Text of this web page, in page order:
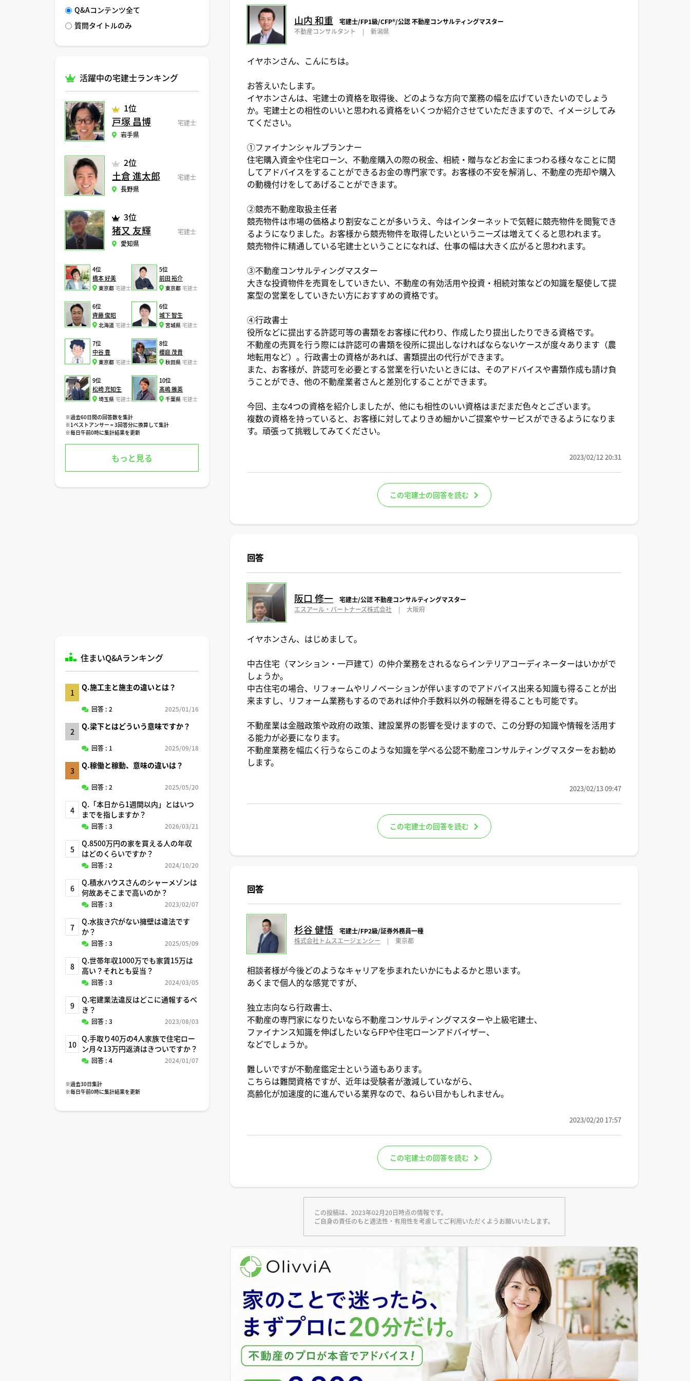
Q&Aコンテンツ全て
質問タイトルのみ
活躍中の宅建士ランキング
1位
戸塚 昌博
宅建士
岩手県
2位
土倉 進太郎
宅建士
長野県
3位
猪又 友輝
宅建士
愛知県
4位
橋本 好美
宅建士
東京都
5位
前田 裕介
宅建士
東京都
6位
齊藤 俊昭
宅建士
北海道
6位
城下 智生
宅建士
宮城県
7位
中谷 豊
宅建士
東京都
8位
櫻庭 茂貴
宅建士
秋田県
9位
松崎 充知生
宅建士
埼玉県
10位
髙嶋 雅英
宅建士
千葉県
※過去60日間の回答数を集計
※1ベストアンサー = 3回答分に換算して集計
※毎日午前0時に集計結果を更新
もっと見る
住まいQ&Aランキング
1
Q.施工主と施主の違いとは？
回答 : 2 2025/01/16
2
Q.梁下とはどういう意味ですか？
回答 : 1 2025/09/18
3
Q.稼働と稼動、意味の違いは？
回答 : 2 2025/05/20
4
Q.「本日から1週間以内」とはいつ
までを指しますか？
回答 : 3 2026/03/21
5
Q.8500万円の家を買える人の年収
はどのくらいですか？
回答 : 2 2024/10/20
6
Q.積水ハウスさんのシャーメゾンは
何故あそこまで高いのか？
回答 : 3 2023/02/07
7
Q.水抜き穴がない擁壁は違法です
か？
回答 : 3 2025/05/09
8
Q.世帯年収1000万でも家賃15万は
高い？それとも妥当？
回答 : 3 2024/03/05
9
Q.宅建業法違反はどこに通報するべ
き？
回答 : 3 2023/08/03
10
Q.手取り40万の4人家族で住宅ロー
ン月々13万円返済はきついですか？
回答 : 4 2024/01/07
※過去30日集計
※毎日午前0時に集計結果を更新
山内 和重
宅建士/FP1級/CFP®️/公認 不動産コンサルティングマスター
不動産コンサルタント
| 新潟県
イヤホンさん、こんにちは。
お答えいたします。
イヤホンさんは、宅建士の資格を取得後、どのような方向で業務の幅を広げていきたいのでしょう
か。宅建士との相性のいいと思われる資格をいくつか紹介させていただきますので、イメージしてみ
てください。
①ファイナンシャルプランナー
住宅購入資金や住宅ローン、不動産購入の際の税金、相続・贈与などお金にまつわる様々なことに関
してアドバイスをすることができるお金の専門家です。お客様の不安を解消し、不動産の売却や購入
の動機付けをしてあげることができます。
②競売不動産取扱主任者
競売物件は市場の価格より割安なことが多いうえ、今はインターネットで気軽に競売物件を閲覧でき
るようになりました。お客様から競売物件を取得したいというニーズは増えてくると思われます。
競売物件に精通している宅建士ということになれば、仕事の幅は大きく広がると思われます。
③不動産コンサルティングマスター
大きな投資物件を売買をしていきたい、不動産の有効活用や投資・相続対策などの知識を駆使して提
案型の営業をしていきたい方におすすめの資格です。
④行政書士
役所などに提出する許認可等の書類をお客様に代わり、作成したり提出したりできる資格です。
不動産の売買を行う際には許認可の書類を役所に提出しなければならないケースが度々あります（農
地転用など）。行政書士の資格があれば、書類提出の代行ができます。
また、お客様が、許認可を必要とする営業を行いたいときには、そのアドバイスや書類作成も請け負
うことができ、他の不動産業者さんと差別化することができます。
今回、主な4つの資格を紹介しましたが、他にも相性のいい資格はまだまだ色々とございます。
複数の資格を持っていると、お客様に対してよりきめ細かいご提案やサービスができるようになりま
す。頑張って挑戦してみてください。
2023/02/12 20:31
この宅建士の回答を読む
回答
阪口 修一
宅建士/公認 不動産コンサルティングマスター
エスアール・パートナーズ株式会社
| 大阪府
イヤホンさん、はじめまして。
中古住宅（マンション・一戸建て）の仲介業務をされるならインテリアコーディネーターはいかがで
しょうか。
中古住宅の場合、リフォームやリノベーションが伴いますのでアドバイス出来る知識も得ることが出
来ますし、リフォーム業務もするのであれば仲介手数料以外の報酬を得ることも可能です。
不動産業は金融政策や政府の政策、建設業界の影響を受けますので、この分野の知識や情報を活用す
る能力が必要になります。
不動産業務を幅広く行うならこのような知識を学べる公認不動産コンサルティングマスターをお勧め
します。
2023/02/13 09:47
この宅建士の回答を読む
回答
杉谷 健悟
宅建士/FP2級/証券外務員一種
株式会社トムスエージェンシー
| 東京都
相談者様が今後どのようなキャリアを歩まれたいかにもよるかと思います。
あくまで個人的な感覚ですが、
独立志向なら行政書士、
不動産の専門家になりたいなら不動産コンサルティングマスターや上級宅建士、
ファイナンス知識を伸ばしたいならFPや住宅ローンアドバイザー、
などでしょうか。
難しいですが不動産鑑定士という道もあります。
こちらは難関資格ですが、近年は受験者が激減していながら、
高齢化が加速度的に進んでいる業界なので、ねらい目かもしれません。
2023/02/20 17:57
この宅建士の回答を読む
この投稿は、2023年02月20日時点の情報です。
ご自身の責任のもと適法性・有用性を考慮してご利用いただくようお願いいたします。